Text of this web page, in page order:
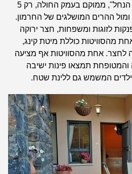
הנחל",
ממוקם בעמק החולה, רק 5
ההרים המושלגים של החרמון.
מפנקות לזוגות ומשפחות, חצר ירוקה
מהסוויטות כוללת מיטת קינג,
לחצר. אחת מהסוויטות אף מציעה
והמטופחת תמצאו פינות ישיבה
המשמש גם ללינת שטח.